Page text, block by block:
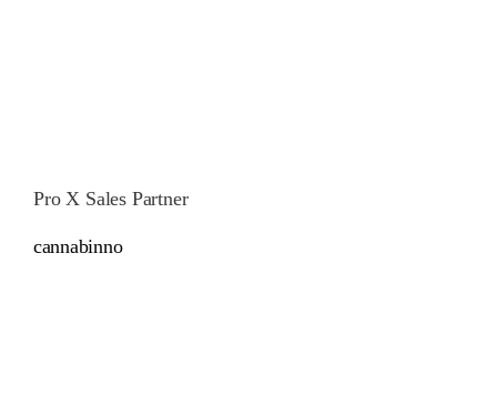
Pro X Sales Partner
cannabinno